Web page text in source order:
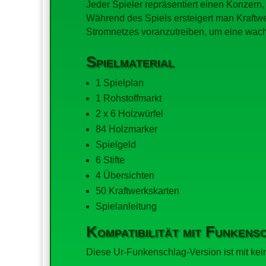
Jeder Spieler repräsentiert einen
Während des Spiels ersteigert man
Stromnetzes voranzutreiben, um eine
Spielmaterial
1 Spielplan
1 Rohstoffmarkt
2 x 6 Holzwürfel
84 Holzmarker
Spielgeld
6 Stifte
4 Übersichten
50 Kraftwerkskarten
Spielanleitung
Kompatibilität mit
Diese Ur-Funkenschlag-Version ist mit